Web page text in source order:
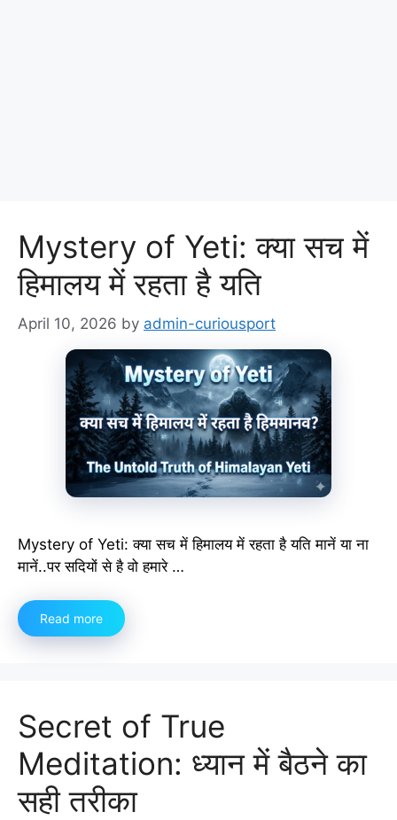
Mystery of Yeti: क्या सच में
हिमालय में रहता है यति
April 10, 2026 by admin-curiousport
Mystery of Yeti: क्या सच में हिमालय में रहता है यति मानें या ना
मानें..पर सदियों से है वो हमारे …
Read more
Secret of True
Meditation: ध्यान में बैठने का
सही तरीका